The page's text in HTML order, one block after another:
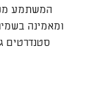
המשתמע
ומאמינה
סטנדרטים